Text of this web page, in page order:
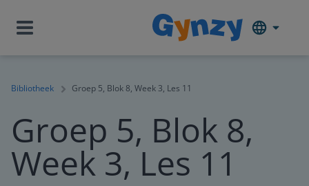
Bibliotheek Groep 5, Blok 8, Week 3, Les 11
Groep 5, Blok 8,
Week 3, Les 11